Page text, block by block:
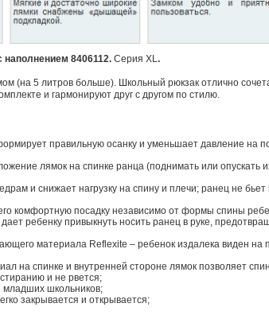
наполнением 8406112. Серия XL.
(на 5 литров больше). Школьный рюкзак отлично
и гармонируют друг с другом по стилю.
правильную осанку и уменьшает давление на
лямок на спинке ранца (поднимать или опускать
и снижает нагрузку на спину и плечи; ранец не
комфортную посадку независимо от формы спины
ребенку привыкнуть носить ранец в руке,
материала Reflexite – ребенок издалека виден на
на спинке и внутренней стороне лямок позволяет
и не рвется;
младших школьников;
закрывается и открывается;